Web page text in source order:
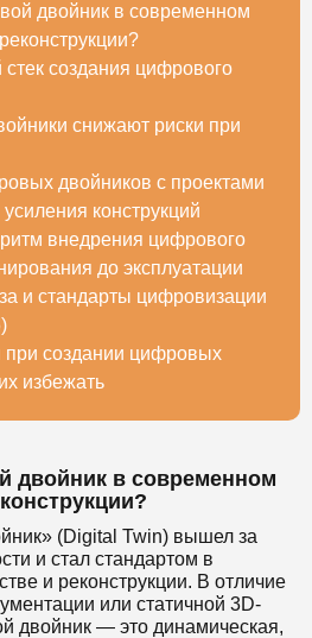
двойник в современном
стек создания цифрового
снижают риски при
двойников с проектами
конструкций
внедрения цифрового
до эксплуатации
и стандарты цифровизации
создании цифровых
избежать
двойник в современном
(Digital Twin) вышел за
и стал стандартом в
и реконструкции. В отличие
или статичной 3D-
двойник — это динамическая,